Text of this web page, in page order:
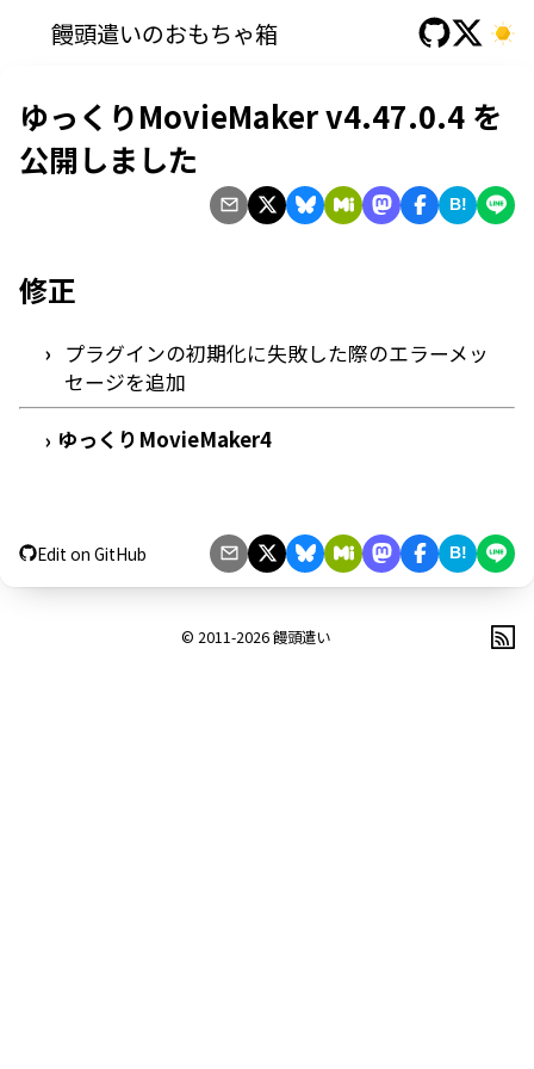
饅頭遣いのおもちゃ箱
ゆっくりMovieMaker v4.47.0.4 を
公開しました
B!
修正
プラグインの初期化に失敗した際のエラーメッ
セージを追加
› ゆっくりMovieMaker4
Edit on GitHub B!
© 2011-2026饅頭遣い